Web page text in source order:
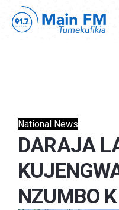
National News
DARAJA
NZUMBO